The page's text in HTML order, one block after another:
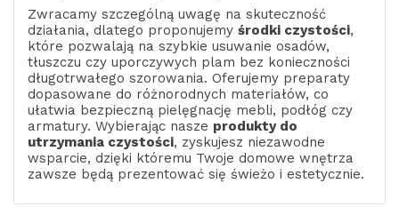
Zwracamy szczególną uwagę na skuteczność
działania, dlatego proponujemy środki czystości,
które pozwalają na szybkie usuwanie osadów,
tłuszczu czy uporczywych plam bez konieczności
długotrwałego szorowania. Oferujemy preparaty
dopasowane do różnorodnych materiałów, co
ułatwia bezpieczną pielęgnację mebli, podłóg czy
armatury. Wybierając nasze produkty do
utrzymania czystości, zyskujesz niezawodne
wsparcie, dzięki któremu Twoje domowe wnętrza
zawsze będą prezentować się świeżo i estetycznie.